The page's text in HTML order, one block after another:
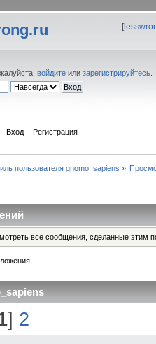
[
войдите или зарегистрируйтесь
Вход Регистрация
пользователя gnomo_sapiens »
все сообщения, сделанные этим
] 2